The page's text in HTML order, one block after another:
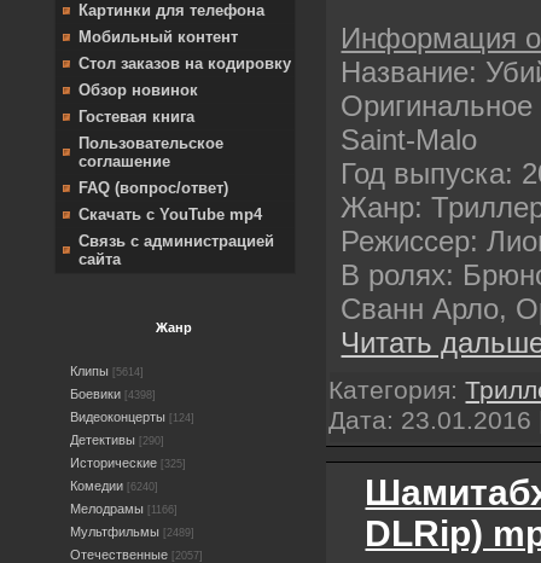
Картинки для телефона
Мобильный контент
Стол заказов на кодировку
Обзор новинок
Гостевая книга
Пользовательское
соглашение
FAQ (вопрос/ответ)
Скачать с YouTube mp4
Связь с администрацией
сайта
Жанр
Клипы [5614]
Боевики [4398]
Видеоконцерты [124]
Детективы [290]
Исторические [325]
Комедии [6240]
Мелодрамы [1166]
Мультфильмы [2489]
Отечественные [2057]
Информация
Название:
Saint-Malo
Год выпуска:
Жанр:
Режиссер:
В ролях:
Сванн Арло,
Читать
Категория:
Дата: 23.01.2016
DLRip)